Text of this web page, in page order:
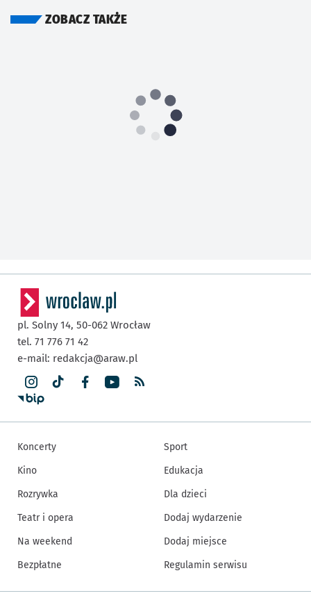
ZOBACZ TAKŻE
pl. Solny 14, 50-062 Wrocław
tel. 71 776 71 42
e-mail: redakcja@araw.pl
Koncerty
Kino
Rozrywka
Teatr i opera
Na weekend
Bezpłatne
Sport
Edukacja
Dla dzieci
Dodaj wydarzenie
Dodaj miejsce
Regulamin serwisu